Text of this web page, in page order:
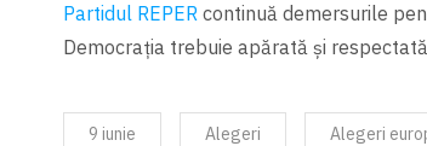
Partidul REPER continuă demersurile
Democrația trebuie apărată și
9 iunie Alegeri Alegeri